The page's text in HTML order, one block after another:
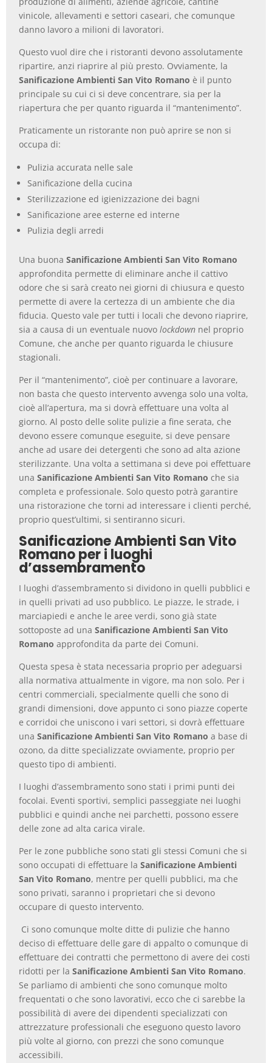
vinicole, allevamenti e settori caseari, che comunque
danno lavoro a milioni di lavoratori.
Questo vuol dire che i ristoranti devono assolutamente
ripartire, anzi riaprire al più presto. Ovviamente, la
Sanificazione Ambienti San Vito Romano è il punto
principale su cui ci si deve concentrare, sia per la
riapertura che per quanto riguarda il “mantenimento”.
Praticamente un ristorante non può aprire se non si
occupa di:
Pulizia accurata nelle sale
Sanificazione della cucina
Sterilizzazione ed igienizzazione dei bagni
Sanificazione aree esterne ed interne
Pulizia degli arredi
Una buonaSanificazione Ambienti San Vito Romano
approfondita permette di eliminare anche il cattivo
odore che si sarà creato nei giorni di chiusura e questo
permette di avere la certezza di un ambiente che dia
fiducia. Questo vale per tutti i locali che devono riaprire,
sia a causa di un eventuale nuovolockdown nel proprio
Comune, che anche per quanto riguarda le chiusure
stagionali.
Per il “mantenimento”, cioè per continuare a lavorare,
non basta che questo intervento avvenga solo una volta,
cioè all’apertura, ma si dovrà effettuare una volta al
giorno. Al posto delle solite pulizie a fine serata, che
devono essere comunque eseguite, si deve pensare
anche ad usare dei detergenti che sono ad alta azione
sterilizzante. Una volta a settimana si deve poi effettuare
unaSanificazione Ambienti San Vito Romano che sia
completa e professionale. Solo questo potrà garantire
una ristorazione che torni ad interessare i clienti perché,
proprio quest’ultimi, si sentiranno sicuri.
Sanificazione Ambienti San Vito
Romano per i luoghi
d’assembramento
I luoghi d’assembramento si dividono in quelli pubblici e
in quelli privati ad uso pubblico. Le piazze, le strade, i
marciapiedi e anche le aree verdi, sono già state
sottoposte ad unaSanificazione Ambienti San Vito
Romano approfondita da parte dei Comuni.
Questa spesa è stata necessaria proprio per adeguarsi
alla normativa attualmente in vigore, ma non solo. Per i
centri commerciali, specialmente quelli che sono di
grandi dimensioni, dove appunto ci sono piazze coperte
e corridoi che uniscono i vari settori, si dovrà effettuare
unaSanificazione Ambienti San Vito Romano a base di
ozono, da ditte specializzate ovviamente, proprio per
questo tipo di ambienti.
I luoghi d’assembramento sono stati i primi punti dei
focolai. Eventi sportivi, semplici passeggiate nei luoghi
pubblici e quindi anche nei parchetti, possono essere
delle zone ad alta carica virale.
Per le zone pubbliche sono stati gli stessi Comuni che si
sono occupati di effettuare laSanificazione Ambienti
San Vito Romano, mentre per quelli pubblici, ma che
sono privati, saranno i proprietari che si devono
occupare di questo intervento.
Ci sono comunque molte ditte di pulizie che hanno
deciso di effettuare delle gare di appalto o comunque di
effettuare dei contratti che permettono di avere dei costi
ridotti per laSanificazione Ambienti San Vito Romano.
Se parliamo di ambienti che sono comunque molto
frequentati o che sono lavorativi, ecco che ci sarebbe la
possibilità di avere dei dipendenti specializzati con
attrezzature professionali che eseguono questo lavoro
più volte al giorno, con prezzi che sono comunque
accessibili.